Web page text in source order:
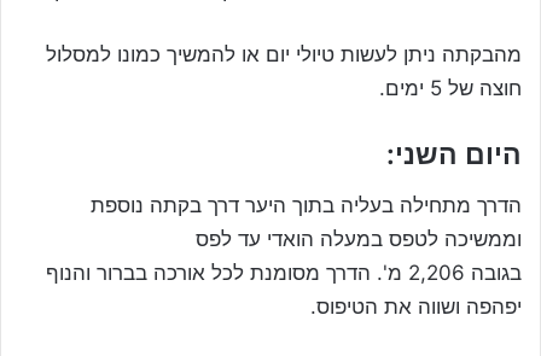
מהבקתה ניתן לעשות טיולי יום או להמשיך כמונו למסלול
חוצה של 5 ימים.
היום השני:
הדרך מתחילה בעליה בתוך היער דרך בקתה נוספת
וממשיכה לטפס במעלה הואדי עד לפס
בגובה 2,206 מ'. הדרך מסומנת לכל אורכה בברור והנוף
יפהפה ושווה את הטיפוס.